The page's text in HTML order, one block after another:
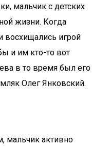
мальчик с детских
жизни. Когда
восхищались игрой
и им кто-то вот
в то время был его
Олег Янковский.
мальчик активно